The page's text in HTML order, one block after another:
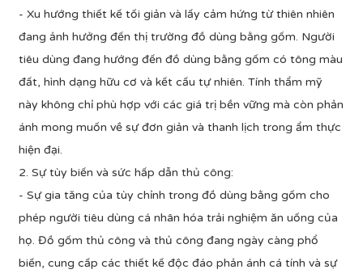
- Xu hướng thiết kế tối giản và lấy cảm hứng từ thiên nhiên
đang ảnh hưởng đến thị trường đồ dùng bằng gốm. Người
tiêu dùng đang hướng đến đồ dùng bằng gốm có tông màu
đất, hình dạng hữu cơ và kết cấu tự nhiên. Tính thẩm mỹ
này không chỉ phù hợp với các giá trị bền vững mà còn phản
ánh mong muốn về sự đơn giản và thanh lịch trong ẩm thực
hiện đại.
2. Sự tùy biến và sức hấp dẫn thủ công:
- Sự gia tăng của tùy chỉnh trong đồ dùng bằng gốm cho
phép người tiêu dùng cá nhân hóa trải nghiệm ăn uống của
họ. Đồ gốm thủ công và thủ công đang ngày càng phổ
biến, cung cấp các thiết kế độc đáo phản ánh cá tính và sự